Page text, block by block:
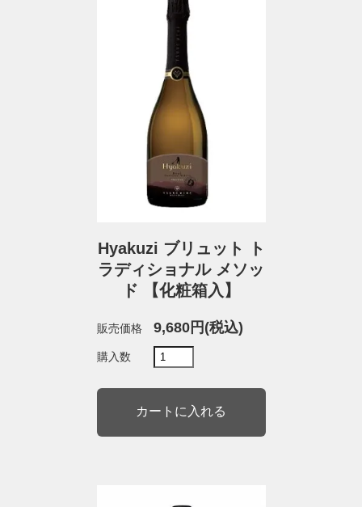
Hyakuzi ブリュット ト
ラディショナル メソッ
ド 【化粧箱入】
販売価格 9,680円(税込)
購入数